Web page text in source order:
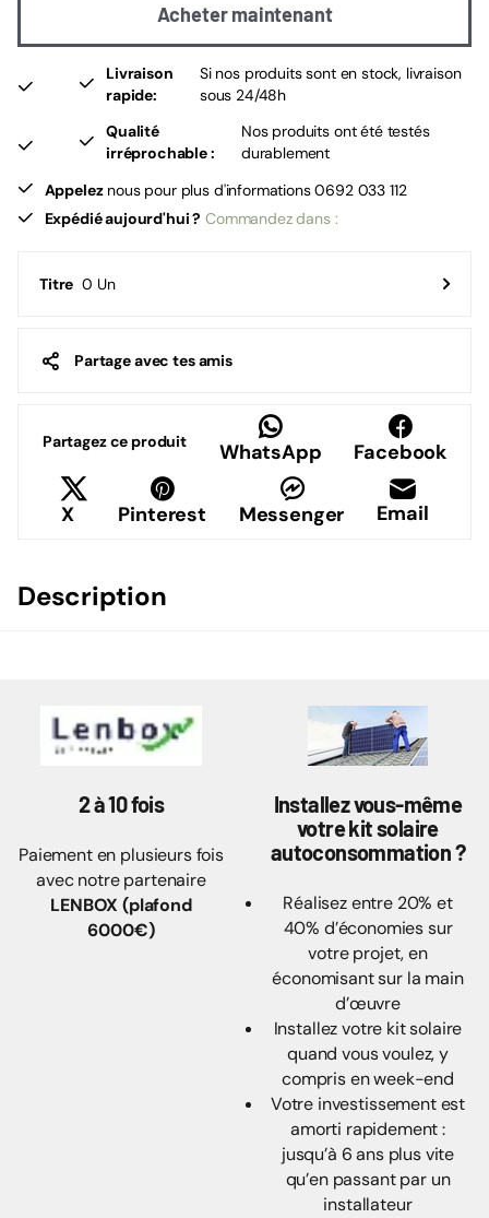
Acheter maintenant
Livraison
rapide:
Si nos produits sont en stock, livraison
sous 24/48h
Qualité
irréprochable :
Nos produits ont été testés
durablement
Appeleznous pour plus d'informations 0692 033 112
Expédié aujourd'hui ? Commandez dans :
Titre 0 Un
Partage avec tes amis
Partagez ce produit WhatsApp Facebook
X Pinterest Messenger Email
Description
2 à 10 fois
Paiement en plusieurs fois
avec notre partenaire
LENBOX (plafond
6000€)
Installez vous-même
votre kit solaire
autoconsommation ?
Réalisez entre 20% et
40% d’économies sur
votre projet, en
économisant sur la main
d’œuvre
Installez votre kit solaire
quand vous voulez, y
compris en week-end
Votre investissement est
amorti rapidement :
jusqu’à 6 ans plus vite
qu’en passant par un
installateur